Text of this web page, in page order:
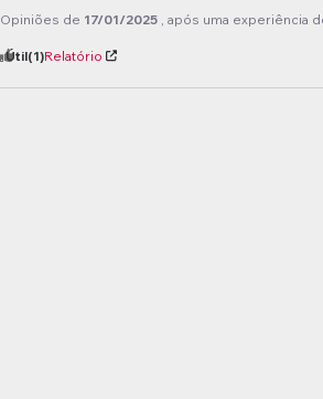
Opiniões de 17/01/2025 , após uma experiência
Útil(1)Relatório